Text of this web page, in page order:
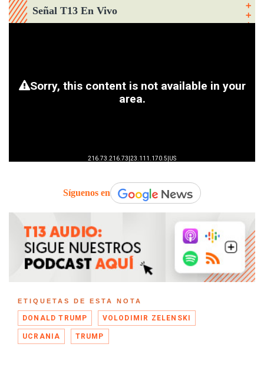
Señal T13 En Vivo
Síguenos en
ETIQUETAS DE ESTA NOTA
DONALD TRUMP VOLODIMIR ZELENSKI
UCRANIA TRUMP